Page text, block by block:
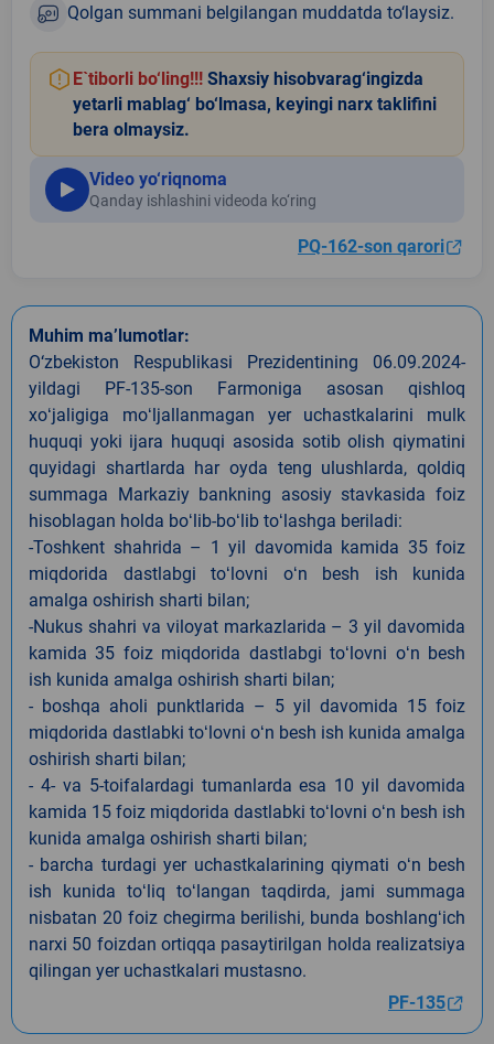
Qolgan summani belgilangan muddatda to‘laysiz.
E`tiborli bo‘ling!!! Shaxsiy hisobvarag‘ingizda
yetarli mablag‘ bo‘lmasa, keyingi narx taklifini
bera olmaysiz.
Video yo‘riqnoma
Qanday ishlashini videoda ko‘ring
PQ-162-son qarori
Muhim ma’lumotlar:
O‘zbekiston Respublikasi Prezidentining 06.09.2024-
yildagi PF-135-son Farmoniga asosan qishloq
xoʻjaligiga moʻljallanmagan yer uchastkalarini mulk
huquqi yoki ijara huquqi asosida sotib olish qiymatini
quyidagi shartlarda har oyda teng ulushlarda, qoldiq
summaga Markaziy bankning asosiy stavkasida foiz
hisoblagan holda boʻlib-boʻlib toʻlashga beriladi:
-Toshkent shahrida – 1 yil davomida kamida 35 foiz
miqdorida dastlabgi toʻlovni oʻn besh ish kunida
amalga oshirish sharti bilan;
-Nukus shahri va viloyat markazlarida – 3 yil davomida
kamida 35 foiz miqdorida dastlabgi toʻlovni oʻn besh
ish kunida amalga oshirish sharti bilan;
- boshqa aholi punktlarida – 5 yil davomida 15 foiz
miqdorida dastlabki toʻlovni oʻn besh ish kunida amalga
oshirish sharti bilan;
- 4- va 5-toifalardagi tumanlarda esa 10 yil davomida
kamida 15 foiz miqdorida dastlabki toʻlovni oʻn besh ish
kunida amalga oshirish sharti bilan;
- barcha turdagi yer uchastkalarining qiymati oʻn besh
ish kunida toʻliq toʻlangan taqdirda, jami summaga
nisbatan 20 foiz chegirma berilishi, bunda boshlangʻich
narxi 50 foizdan ortiqqa pasaytirilgan holda realizatsiya
qilingan yer uchastkalari mustasno.
PF-135